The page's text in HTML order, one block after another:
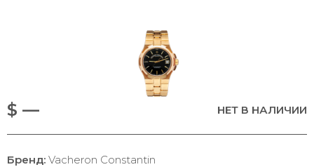
$ — НЕТ В НАЛИЧИИ
Бренд: Vacheron Constantin